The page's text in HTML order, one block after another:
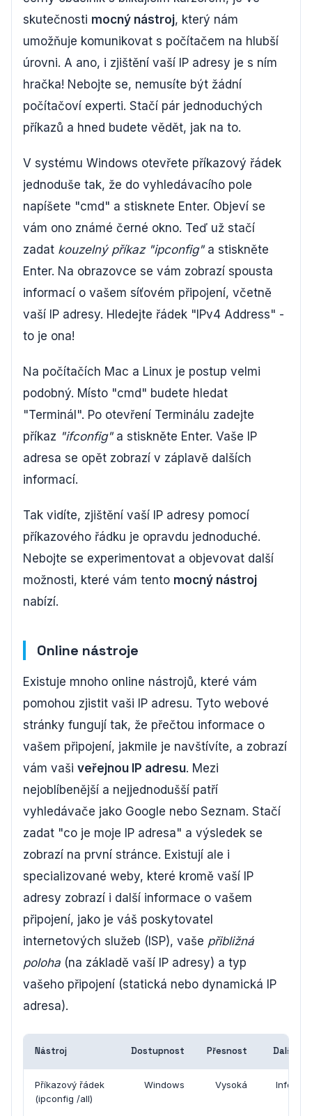
skutečnosti mocný nástroj, který nám
umožňuje komunikovat s počítačem na hlubší
úrovni. A ano, i zjištění vaší IP adresy je s ním
hračka! Nebojte se, nemusíte být žádní
počítačoví experti. Stačí pár jednoduchých
příkazů a hned budete vědět, jak na to.
V systému Windows otevřete příkazový řádek
jednoduše tak, že do vyhledávacího pole
napíšete "cmd" a stisknete Enter. Objeví se
vám ono známé černé okno. Teď už stačí
zadat kouzelný příkaz "ipconfig"a stiskněte
Enter. Na obrazovce se vám zobrazí spousta
informací o vašem síťovém připojení, včetně
vaší IP adresy. Hledejte řádek "IPv4 Address" -
to je ona!
Na počítačích Mac a Linux je postup velmi
podobný. Místo "cmd" budete hledat
"Terminál". Po otevření Terminálu zadejte
příkaz "ifconfig"a stiskněte Enter. Vaše IP
adresa se opět zobrazí v záplavě dalších
informací.
Tak vidíte, zjištění vaší IP adresy pomocí
příkazového řádku je opravdu jednoduché.
Nebojte se experimentovat a objevovat další
možnosti, které vám tento mocný nástroj
nabízí.
Online nástroje
Existuje mnoho online nástrojů, které vám
pomohou zjistit vaši IP adresu. Tyto webové
stránky fungují tak, že přečtou informace o
vašem připojení, jakmile je navštívíte, a zobrazí
vám vaši veřejnou IP adresu. Mezi
nejoblíbenější a nejjednodušší patří
vyhledávače jako Google nebo Seznam. Stačí
zadat "co je moje IP adresa" a výsledek se
zobrazí na první stránce. Existují ale i
specializované weby, které kromě vaší IP
adresy zobrazí i další informace o vašem
připojení, jako je váš poskytovatel
internetových služeb (ISP), vaše přibližná
poloha (na základě vaší IP adresy) a typ
vašeho připojení (statická nebo dynamická IP
adresa).
Nástroj Dostupnost Přesnost Další
Příkazový řádek
(ipconfig /all)
Windows Vysoká